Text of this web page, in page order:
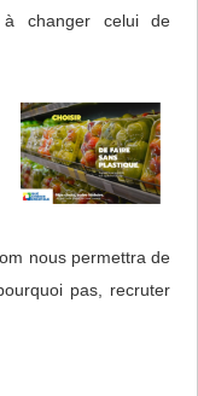
à changer celui de
nous permettra de
pas, recruter